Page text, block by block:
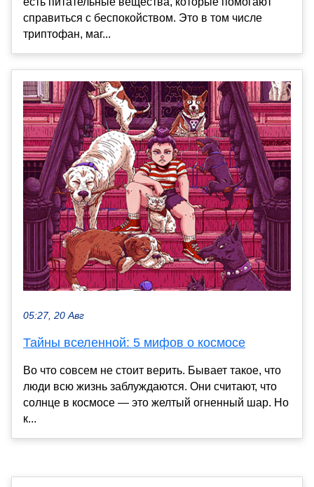
справиться с беспокойством. Это в том числе
триптофан, маг...
05:27, 20 Авг
Тайны вселенной: 5 мифов о космосе
Во что совсем не стоит верить. Бывает такое, что
люди всю жизнь заблуждаются. Они считают, что
солнце в космосе — это желтый огненный шар. Но
к...